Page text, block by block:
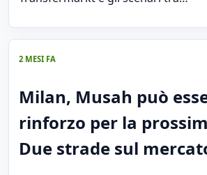
2 MESI FA
Milan, Musah può
rinforzo per la
Due strade sul